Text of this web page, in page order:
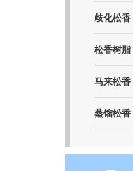
歧化松香
松香树脂
马来松香
蒸馏松香